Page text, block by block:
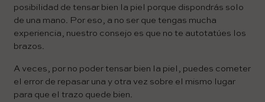
posibilidad de tensar bien la piel porque dispondrás solo
de una mano. Por eso, a no ser que tengas mucha
experiencia, nuestro consejo es que no te autotatúes los
brazos.
A veces, por no poder tensar bien la piel, puedes cometer
el error de repasar una y otra vez sobre el mismo lugar
para que el trazo quede bien.